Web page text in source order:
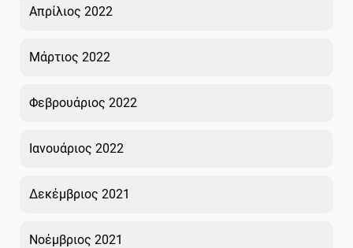
Απρίλιος 2022
Μάρτιος 2022
Φεβρουάριος 2022
Ιανουάριος 2022
Δεκέμβριος 2021
Νοέμβριος 2021